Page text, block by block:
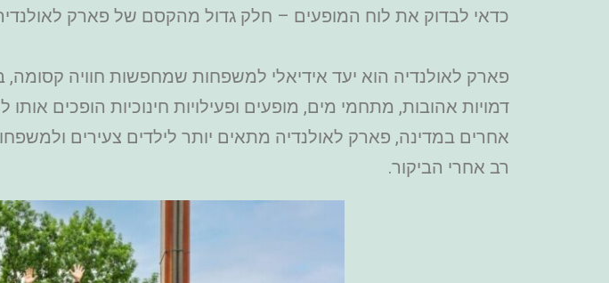
כדאי לבדוק את לוח המופעים – חלק גדול מהקסם של פארק לאולנדיה
פארק לאולנדיה הוא יעד אידיאלי למשפחות שמחפשות חוויה
דמויות אהובות, מתחמי מים, מופעים ופעילויות חינוכיות הופכים
אחרים במדינה, פארק לאולנדיה מתאים יותר לילדים צעירים
רב אחרי הביקור.